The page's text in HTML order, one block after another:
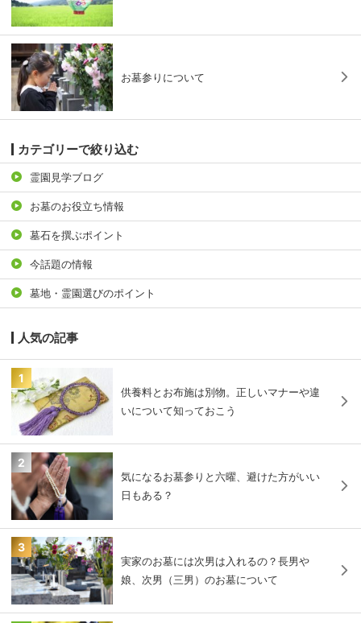
お墓参りについて
カテゴリーで絞り込む
霊園見学ブログ
お墓のお役立ち情報
墓石を撰ぶポイント
今話題の情報
墓地・霊園選びのポイント
人気の記事
1
供養料とお布施は別物。正しいマナーや違
いについて知っておこう
2
気になるお墓参りと六曜、避けた方がいい
日もある？
3
実家のお墓には次男は入れるの？長男や
娘、次男（三男）のお墓について